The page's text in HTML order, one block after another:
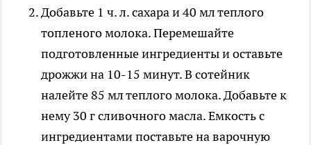
Добавьте 1 ч. л. сахара и 40 мл теплого
топленого молока. Перемешайте
подготовленные ингредиенты и оставьте
дрожжи на 10-15 минут. В сотейник
налейте 85 мл теплого молока. Добавьте к
нему 30 г сливочного масла. Емкость с
ингредиентами поставьте на варочную